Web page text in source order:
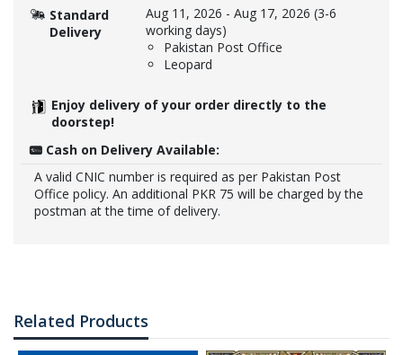
Standard
Delivery
Aug 11, 2026 - Aug 17, 2026 (3-6
working days)
Pakistan Post Office
Leopard
Enjoy delivery of your order directly to the
doorstep!
Cash on Delivery Available:
A valid CNIC number is required as per Pakistan Post
Office policy. An additional PKR 75 will be charged by the
postman at the time of delivery.
Related Products